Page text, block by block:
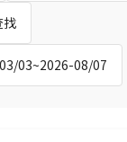
找
03~2026-08/07